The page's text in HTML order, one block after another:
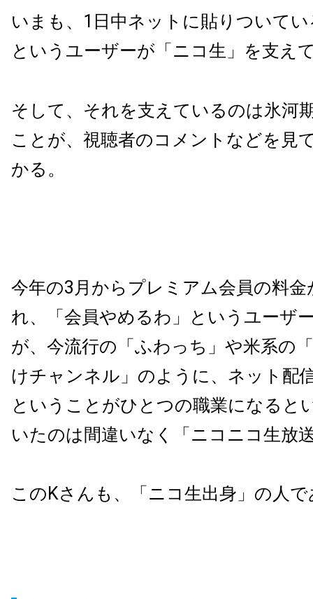
いまも、1日中ネットに貼りついて
というユーザーが「ニコ生」を支え
そして、それを支えているのは氷河
ことが、視聴者のコメントなどを見
かる。
今年の3月からプレミアム会員の料金
れ、「会員やめるわ」というユーザ
が、今流行の「ふわっち」や米系の
けチャンネル」のように、ネット配
ということがひとつの職業になると
いたのは間違いなく「ニコニコ生放
このKさんも、「ニコ生出身」の人